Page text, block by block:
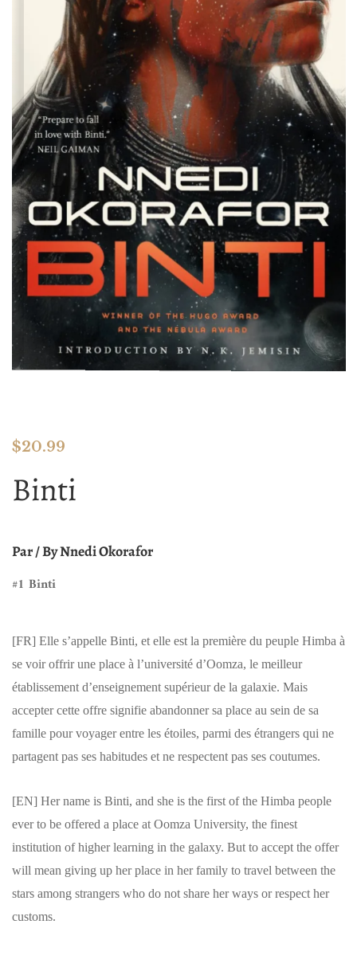
$20.99
Binti
Par / ByNnedi Okorafor
#1 Binti
[FR] Elle s’appelle Binti, et elle est la première du peuple Himba à
se voir offrir une place à l’université d’Oomza, le meilleur
établissement d’enseignement supérieur de la galaxie. Mais
accepter cette offre signifie abandonner sa place au sein de sa
famille pour voyager entre les étoiles, parmi des étrangers qui ne
partagent pas ses habitudes et ne respectent pas ses coutumes.
[EN] Her name is Binti, and she is the first of the Himba people
ever to be offered a place at Oomza University, the finest
institution of higher learning in the galaxy. But to accept the offer
will mean giving up her place in her family to travel between the
stars among strangers who do not share her ways or respect her
customs.